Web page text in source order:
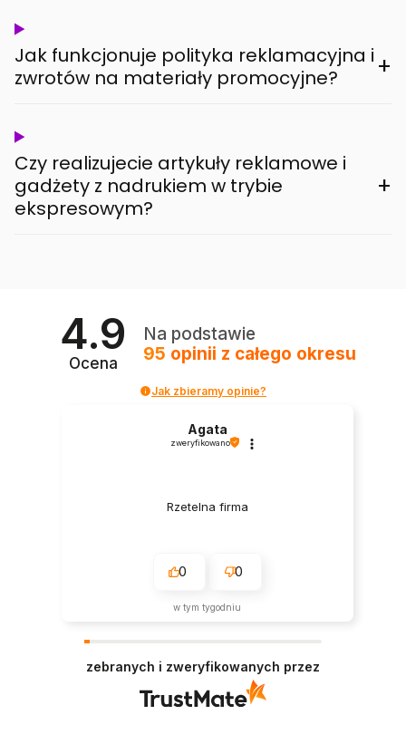
Jak funkcjonuje polityka reklamacyjna i
zwrotów na materiały promocyjne?
+
Czy realizujecie artykuły reklamowe i
gadżety z nadrukiem w trybie
ekspresowym?
+
4.9
Ocena
Na podstawie
95 opinii z całego okresu
Jak zbieramy opinie?
Agata
zweryfikowano
Rzetelna firma
0 0
w tym tygodniu
zebranych i zweryfikowanych przez